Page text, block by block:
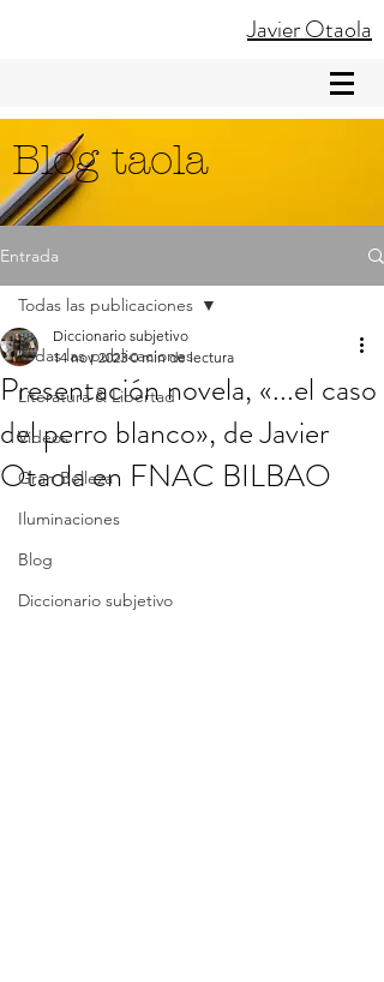
Javier Otaola
Blog taola
Entrada
Todas las publicaciones
Literatura & Libertad
Videos
Gran Belleza
Iluminaciones
Blog
Diccionario subjetivo
Todas las publicaciones
Presentación novela, «...el caso
del perro blanco», de Javier
Otaola en FNAC BILBAO
Diccionario subjetivo
14 nov 2023 0 min de lectura